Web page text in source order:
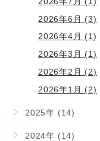
2026年6月 (3)
2026年4月 (1)
2026年3月 (1)
2026年2月 (2)
2026年1月 (2)
2025年 (14)
2024年 (14)